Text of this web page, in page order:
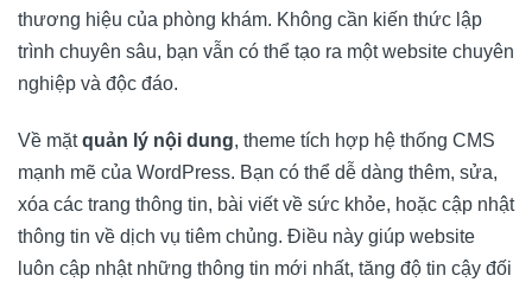
thương hiệu của phòng khám. Không cần kiến thức lập
trình chuyên sâu, bạn vẫn có thể tạo ra một website chuyên
nghiệp và độc đáo.
Về mặtquản lý nội dung, theme tích hợp hệ thống CMS
mạnh mẽ của WordPress. Bạn có thể dễ dàng thêm, sửa,
xóa các trang thông tin, bài viết về sức khỏe, hoặc cập nhật
thông tin về dịch vụ tiêm chủng. Điều này giúp website
luôn cập nhật những thông tin mới nhất, tăng độ tin cậy đối